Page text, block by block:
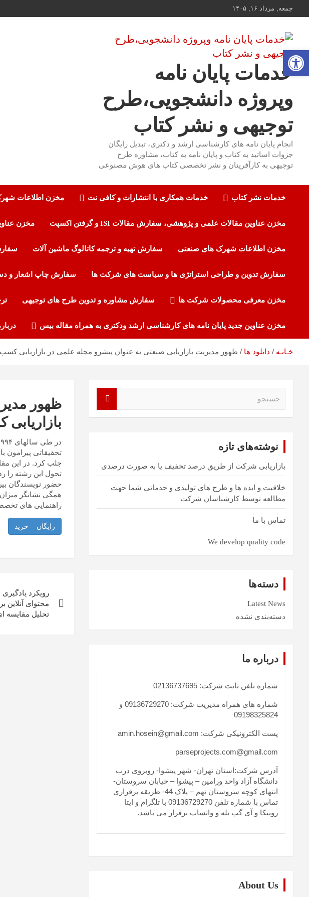
جمعه, مرداد ۱۶, ۱۴۰۵
خدمات پایان نامه
وپروژه دانشجویی،طرح
توجیهی و نشر کتاب
انجام پایان نامه های کارشناسی ارشد و دکتری، تبدیل رایگان
جزوات اساتید به کتاب و پایان نامه به کتاب، مشاوره طرح
توجیهی به کارآفرینان و نشر تخصصی کتاب های هوش مصنوعی
خدمات نشر کتاب خدمات همکاری با انتشارات و کافی نت مخزن اطلاعات
مخزن عناوین مقالات علمی و پژوهشی، سفارش مقالات ISI و گرفتن اکسپت مخزن
مخزن اطلاعات شهرک های صنعتی سفارش تهیه و ترجمه کاتالوگ ماشین آلات
سفارش تدوین و طراحی استراتژی ها و سیاست های شرکت ها سفارش چاپ اشعار و
مخزن معرفی محصولات شرکت ها سفارش مشاوره و تدوین طرح های توجیهی
مخزن عناوین جدید پایان نامه های کارشناسی ارشد ودکتری به همراه مقاله بیس
خـانـه دانلود ها ظهور مدیریت بازاریابی صنعتی به عنوان پیشرو مجله علمی در بازاریابی
ظهور
تحقیقاتی پیرامون
جلب کرد. در این
تحول این رشته را
حضور نویسندگان
همگی نشانگر
راهنمایی های
رایگان – خرید
نوشته
رویکرد
محتوای آنلاین
تحلیل مقایسه
نوشته‌های تازه
بازاریابی شرکت از طریق درصد تخفیف یا به صورت درصدی
خلاقیت و ایده ها و طرح های تولیدی و خدماتی شما جهت
مطالعه توسط کارشناسان شرکت
تماس با ما
We develop quality code
دسته‌ها
Latest News
دسته‌بندی نشده
درباره ما
شماره تلفن ثابت شرکت: 02136737695
شماره های همراه مدیریت شرکت: 09136729270 و
09198325824
پست الکترونیکی شرکت: amin.hosein@gmail.com
parseprojects.com@gmail.com
آدرس شرکت:استان تهران- شهر پیشوا- روبروی درب
دانشگاه آزاد واحد ورامین – پیشوا – خیابان سروستان-
انتهای کوچه سروستان نهم – پلاک 44- طریقه برقراری
تماس با شماره تلفن 09136729270 با تلگرام و ایتا
روبیکا و آی گپ بله و واتساپ برقرار می باشد.
About Us
باز کردن نوار ابزار